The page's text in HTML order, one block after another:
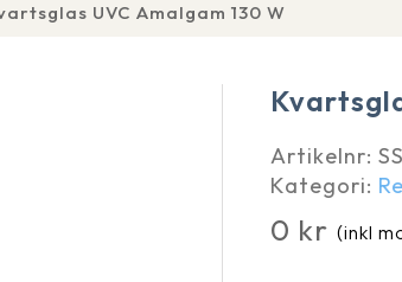
UVC Amalgam 130 W
Artikelnr:
Kategori:
0 kr (inkl